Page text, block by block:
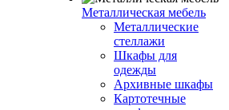
Металлическая мебель
Металлические
стеллажи
Шкафы для
одежды
Архивные шкафы
Картотечные